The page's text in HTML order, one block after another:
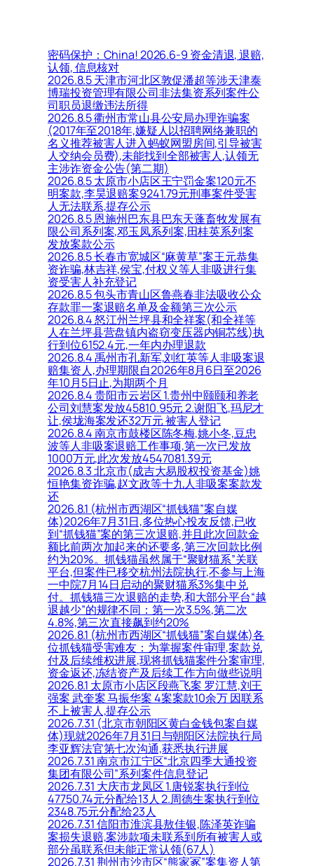
密码保护：China! 2026.6-9 资金清退, 退赔,
认领, 信息核对
2026.8.5 天津市河北区敦促潘超等涉天津泰
博瑞投资管理有限公司非法集资系列案件公
司职员退缴违法所得
2026.8.5 衢州市常山县公安局办理诈骗案
(2017年至2018年,嫌疑人以招聘网络兼职的
名义推荐被害人进入蚂蚁网盟房间,引导被害
人交纳会员费),未能找到全部被害人,认领无
主涉诈资金公告(第二期)
2026.8.5 太原市小店区王宁罚金案120元不
明案款,李昊退赔案9241.79元刑事案件受害
人无法联系,提存公示
2026.8.5 恩施州巴东县巴东天蓬畜牧发展有
限公司系列案,邓玉凤系列案,田桂英系列案
发放案款公示
2026.8.5 长春市宽城区“麻黄草”案王元恭集
资诈骗,林吉祥,侯宝,付权义等人非吸进行集
资受害人补充登记
2026.8.5 包头市青山区鲁燕春非法吸收公众
存款罪一案退赔名单及金额第三次公示
2026.8.4 怒江州兰坪县和全祥案(和全祥等
人在兰坪县营盘镇内盗窃变压器内铜芯线)执
行到位6152.4元,一年内办理退款
2026.8.4 禹州市孔新军,刘红英等人非吸案退
赔集资人,办理期限自2026年8月6日至2026
年10月5日止,为期两个月
2026.8.4 贵阳市云岩区 1.贵州中颐颐和养老
公司刘慧案发放45810.95元 2.谢阳飞,玛尼才
让,侯垅海案发还32万元 被害人登记
2026.8.4 南京市鼓楼区陈冬梅,姚小冬,豆忠
波等人非吸案退赔工作事项,第一次已发放
1000万元,此次发放4547081.39元
2026.8.3 北京市(成吉大易股权投资基金)姚
恒艳集资诈骗,赵文政等十九人非吸案案款发
还
2026.8.1 (杭州市西湖区“抓钱猫”案自媒
体)2026年7月31日,多位热心投友反馈,已收
到“抓钱猫”案的第三次退赔,并且此次回款金
额比前两次加起来的还要多,第三次回款比例
约为20%。抓钱猫虽然属于“聚财猫系”关联
平台,但案件已移交杭州法院执行,不参与上海
一中院7月14日启动的聚财猫系3%集中兑
付。抓钱猫三次退赔的走势,和大部分平台“越
退越少”的规律不同：第一次3.5%,第二次
4.8%,第三次直接飙到约20%
2026.8.1 (杭州市西湖区“抓钱猫”案自媒体)各
位抓钱猫受害难友：为掌握案件审理,案款兑
付及后续维权进展,现将抓钱猫案件分案审理,
资金返还,冻结资产及后续工作方向做些说明
2026.8.1 太原市小店区段燕飞案 罗江慧,刘王
强案 武奎案 马振华案 4案案款10余万 因联系
不上被害人,提存公示
2026.7.31 (北京市朝阳区黄白金钱包案自媒
体)现就2026年7月31日与朝阳区法院执行局
李亚辉法官第七次沟通,获悉执行进展
2026.7.31 南京市江宁区“北京四季大通投资
集团有限公司”系列案件信息登记
2026.7.31 大庆市龙凤区 1.唐锐案执行到位
47750.74元分配给13人 2.周德生案执行到位
2348.75元分配给23人
2026.7.31 信阳市淮滨县敖佳银,陈泽英诈骗
案损失退赔,案涉款项未联系到所有被害人或
部分虽联系但未能正常认领(67人)
2026.7.31 荆州市沙市区“熊家冢”案集资人第